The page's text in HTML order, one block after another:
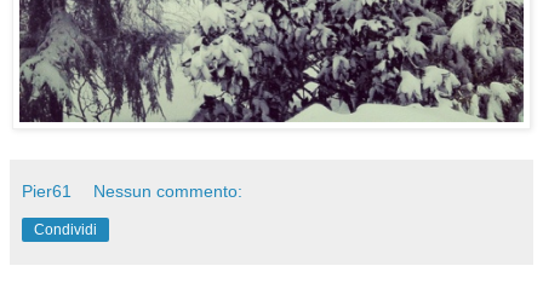
Pier61 Nessun commento:
Condividi